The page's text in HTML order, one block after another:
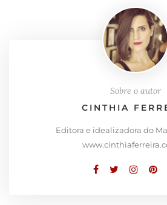
Sobre o autor
CINTHIA
Editora e idealizadora do